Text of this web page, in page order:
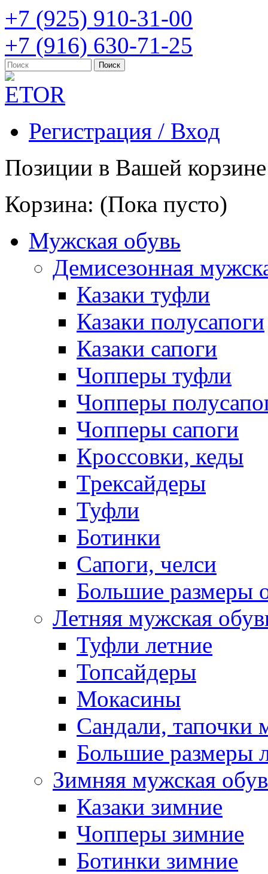
+7 (925) 910-31-00
+7 (916) 630-71-25
Регистрация / Вход
Позиции в Вашей
Корзина: (Пока пусто)
Мужская обувь
Демисезонная
Казаки туфли
Казаки полусапоги
Казаки сапоги
Чопперы туфли
Чопперы
Чопперы сапоги
Кроссовки, кеды
Трексайдеры
Туфли
Ботинки
Сапоги, челси
Большие размеры
Летняя мужская
Туфли летние
Топсайдеры
Мокасины
Сандали, тапочки
Большие размеры
Зимняя мужская
Казаки зимние
Чопперы зимние
Ботинки зимние